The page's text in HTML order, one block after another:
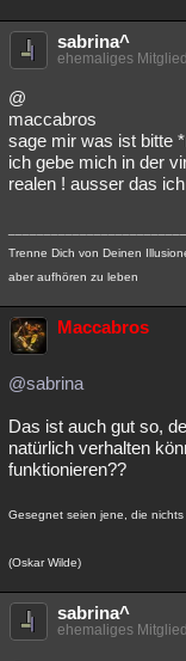
sabrina^
ehemaliges Mitglied
@
maccabros
sage mir was ist bitte
ich gebe mich in der
realen ! ausser das
Trenne Dich von Deinen
aber aufhören zu leben
Maccabros
@sabrina
Das ist auch gut so,
natürlich verhalten
funktionieren??
Gesegnet seien jene, die
(Oskar Wilde)
sabrina^
ehemaliges Mitglied